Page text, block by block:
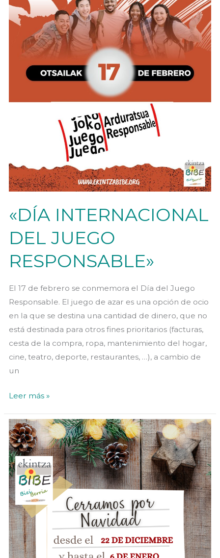
«DÍA INTERNACIONAL
DEL JUEGO
RESPONSABLE»
El 17 de febrero se conmemora el Día del Juego
Responsable. El juego de azar es una opción de ocio
en la que se destina una cantidad de dinero, que no
está destinada para otros fines prioritarios (facturas,
cesta de la compra, ropa, mantenimiento del hogar,
cine, teatro, deporte, restaurantes, …), a cambio de
un
«DÍA
DEL
JUEGO
RESPONSABLE»
Leer más »